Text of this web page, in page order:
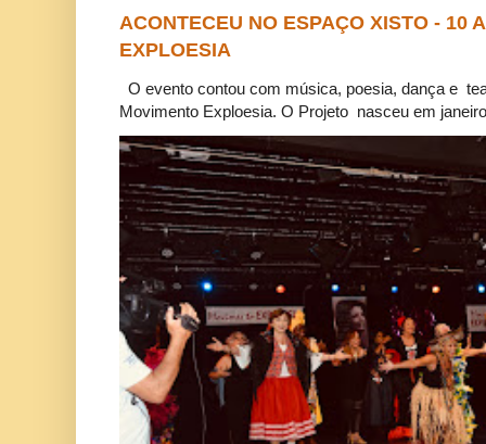
ACONTECEU NO ESPAÇO XISTO - 10
EXPLOESIA
O evento contou com música, poesia, dança e
Movimento Exploesia. O Projeto nasceu em